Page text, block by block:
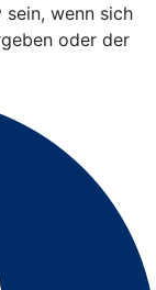
wenn sich
oder der